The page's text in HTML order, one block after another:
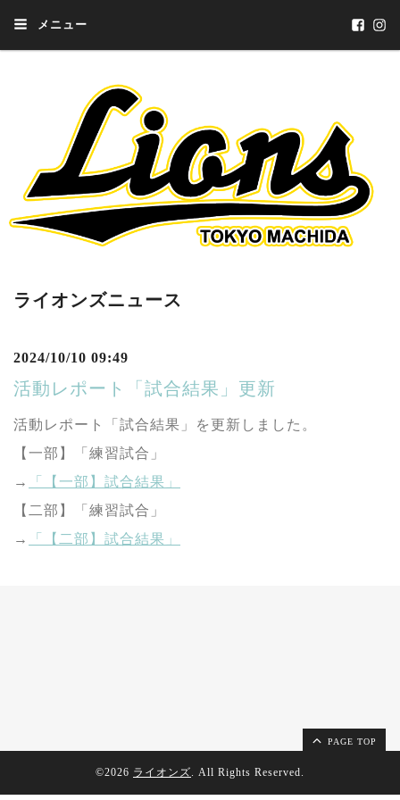
メニュー
ライオンズニュース
2024/10/10 09:49
活動レポート「試合結果」更新
活動レポート「試合結果」を更新しました。
【一部】「練習試合」
→
「【一部】試合結果」
【二部】「練習試合」
→
「【二部】試合結果」
PAGE TOP
©2026 ライオンズ. All Rights Reserved.